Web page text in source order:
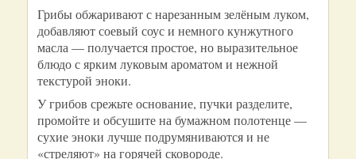
Грибы обжаривают с нарезанным зелёным луком,
добавляют соевый соус и немного кунжутного
масла — получается простое, но выразительное
блюдо с ярким луковым ароматом и нежной
текстурой эноки.
У грибов срежьте основание, пучки разделите,
промойте и обсушите на бумажном полотенце —
сухие эноки лучше подрумяниваются и не
«стреляют» на горячей сковороде.